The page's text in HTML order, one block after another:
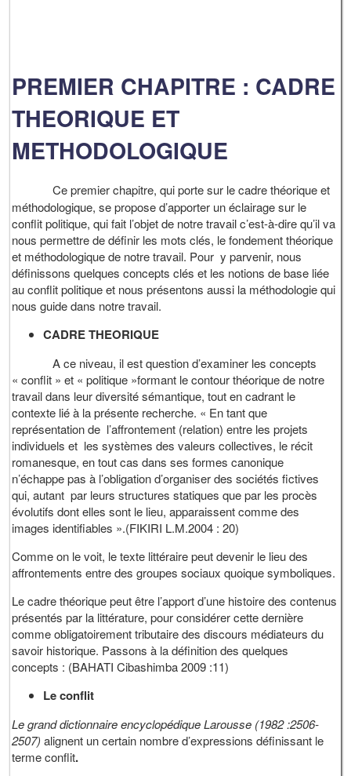
PREMIER CHAPITRE : CADRE
THEORIQUE ET
METHODOLOGIQUE
Ce premier chapitre, qui porte sur le cadre théorique et
méthodologique, se propose d’apporter un éclairage sur le
conflit politique, qui fait l’objet de notre travail c’est-à-dire qu’il va
nous permettre de définir les mots clés, le fondement théorique
et méthodologique de notre travail. Pour y parvenir, nous
définissons quelques concepts clés et les notions de base liée
au conflit politique et nous présentons aussi la méthodologie qui
nous guide dans notre travail.
CADRE THEORIQUE
A ce niveau, il est question d’examiner les concepts
« conflit » et « politique »formant le contour théorique de notre
travail dans leur diversité sémantique, tout en cadrant le
contexte lié à la présente recherche. « En tant que
représentation de l’affrontement (relation) entre les projets
individuels et les systèmes des valeurs collectives, le récit
romanesque, en tout cas dans ses formes canonique
n’échappe pas à l’obligation d’organiser des sociétés fictives
qui, autant par leurs structures statiques que par les procès
évolutifs dont elles sont le lieu, apparaissent comme des
images identifiables ».(FIKIRI L.M.2004 : 20)
Comme on le voit, le texte littéraire peut devenir le lieu des
affrontements entre des groupes sociaux quoique symboliques.
Le cadre théorique peut être l’apport d’une histoire des contenus
présentés par la littérature, pour considérer cette dernière
comme obligatoirement tributaire des discours médiateurs du
savoir historique. Passons à la définition des quelques
concepts : (BAHATI Cibashimba 2009 :11)
Le conflit
Le grand dictionnaire encyclopédique Larousse (1982 :2506-
2507)alignent un certain nombre d’expressions définissant le
terme conflit.